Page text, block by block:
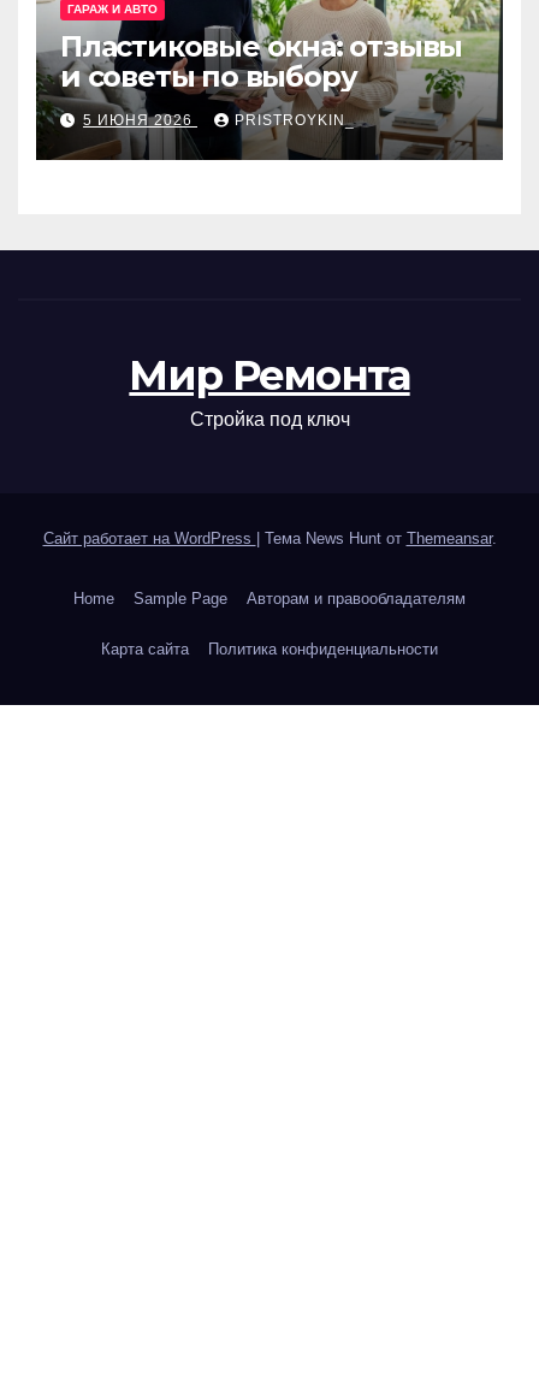
ГАРАЖ И АВТО
Пластиковые окна: отзывы
и советы по выбору
5 ИЮНЯ 2026 PRISTROYKIN_
Мир Ремонта
Стройка под ключ
Сайт работает на WordPress | Тема News Hunt от Themeansar.
Home Sample Page Авторам и правообладателям
Карта сайта Политика конфиденциальности